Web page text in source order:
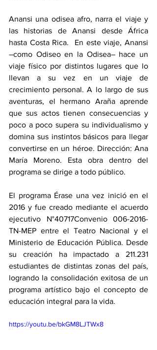
Anansi una odisea afro, narra el viaje y
las historias de Anansi desde África
hasta Costa Rica.  En este viaje, Anansi
–como Odiseo en la Odisea– hace un
viaje físico por distintos lugares que lo
llevan a su vez en un viaje de
crecimiento personal. A lo largo de sus
aventuras, el hermano Araña aprende
que sus actos tienen consecuencias y
poco a poco supera su individualismo y
domina sus instintos básicos para llegar
convertirse en un héroe. Dirección: Ana
María Moreno. Esta obra dentro del
programa se dirige a todo público.
El programa Érase una vez inició en el
2016 y fue creado mediante el acuerdo
ejecutivo N°40717Convenio 006-2016-
TN-MEP entre el Teatro Nacional y el
Ministerio de Educación Pública. Desde
su creación ha impactado a 211.231
estudiantes de distintas zonas del país,
logrando la consolidación exitosa de un
programa artístico bajo el concepto de
educación integral para la vida.
https://youtu.be/bkGM8LJTWx8